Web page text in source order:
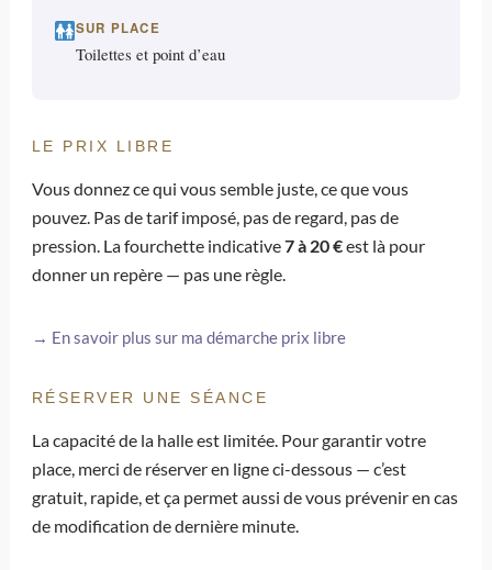
SUR PLACE
Toilettes et point d’eau
LE PRIX LIBRE
Vous donnez ce qui vous semble juste, ce que vous
pouvez. Pas de tarif imposé, pas de regard, pas de
pression. La fourchette indicative7 à 20 €est là pour
donner un repère — pas une règle.
→ En savoir plus sur ma démarche prix libre
RÉSERVER UNE SÉANCE
La capacité de la halle est limitée. Pour garantir votre
place, merci de réserver en ligne ci-dessous — c’est
gratuit, rapide, et ça permet aussi de vous prévenir en cas
de modification de dernière minute.